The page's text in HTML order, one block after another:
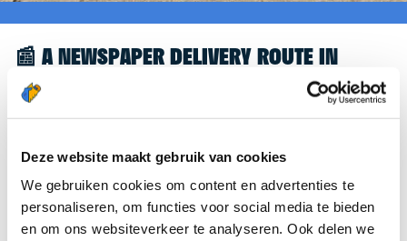
Deze website maakt gebruik van cookies
We gebruiken cookies om content en advertenties te
personaliseren, om functies voor social media te bieden
en om ons websiteverkeer te analyseren. Ook delen we
📰 A NEWSPAPER DELIVERY ROUTE IN
BRONKHORST
Great to see you're interested in a newspaper
we’d like to refer you to thekrantenbezorgen.nl
website. There, you can easily sign up to deliver
newspapers in Bronkhorst.